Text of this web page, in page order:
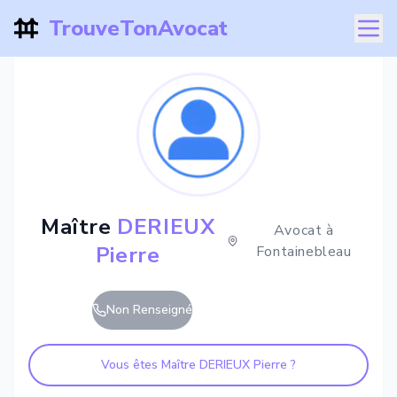
TrouveTonAvocat
Maître DERIEUX
Pierre
Avocat à
Fontainebleau
Non Renseigné
Vous êtes Maître DERIEUX Pierre ?